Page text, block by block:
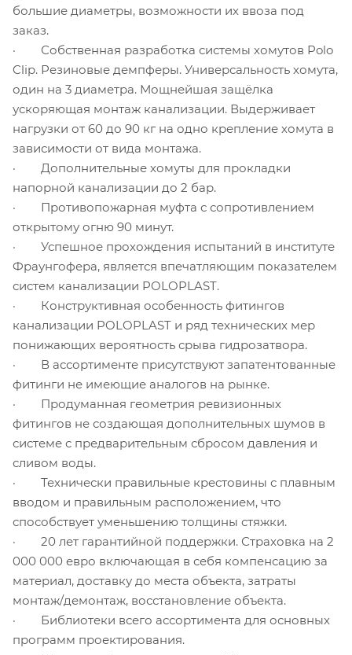
большие диаметры, возможности их ввоза под
заказ.
· Собственная разработка системы хомутов Polo
Clip. Резиновые демпферы. Универсальность хомута,
один на 3 диаметра. Мощнейшая защёлка
ускоряющая монтаж канализации. Выдерживает
нагрузки от 60 до 90 кг на одно крепление хомута в
зависимости от вида монтажа.
· Дополнительные хомуты для прокладки
напорной канализации до 2 бар.
· Противопожарная муфта с сопротивлением
открытому огню 90 минут.
· Успешное прохождения испытаний в институте
Фраунгофера, является впечатляющим показателем
систем канализации POLOPLAST.
· Конструктивная особенность фитингов
канализации POLOPLAST и ряд технических мер
понижающих вероятность срыва гидрозатвора.
· В ассортименте присутствуют запатентованные
фитинги не имеющие аналогов на рынке.
· Продуманная геометрия ревизионных
фитингов не создающая дополнительных шумов в
системе с предварительным сбросом давления и
сливом воды.
· Технически правильные крестовины с плавным
вводом и правильным расположением, что
способствует уменьшению толщины стяжки.
· 20 лет гарантийной поддержки. Страховка на 2
000 000 евро включающая в себя компенсацию за
материал, доставку до места объекта, затраты
монтаж/демонтаж, восстановление объекта.
· Библиотеки всего ассортимента для основных
программ проектирования.